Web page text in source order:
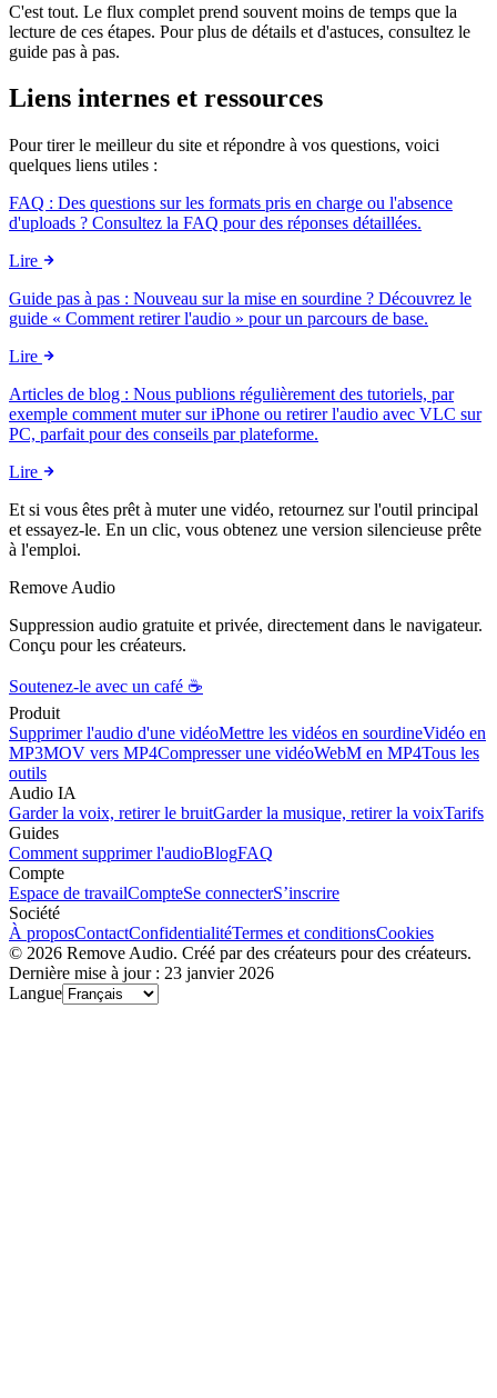
C'est tout. Le flux complet prend souvent moins de temps que la
lecture de ces étapes. Pour plus de détails et d'astuces, consultez le
guide pas à pas.
Liens internes et ressources
Pour tirer le meilleur du site et répondre à vos questions, voici
quelques liens utiles :
FAQ : Des questions sur les formats pris en charge ou l'absence
d'uploads ? Consultez la FAQ pour des réponses détaillées.
Lire
Guide pas à pas : Nouveau sur la mise en sourdine ? Découvrez le
guide « Comment retirer l'audio » pour un parcours de base.
Lire
Articles de blog : Nous publions régulièrement des tutoriels, par
exemple comment muter sur iPhone ou retirer l'audio avec VLC sur
PC, parfait pour des conseils par plateforme.
Lire
Et si vous êtes prêt à muter une vidéo, retournez sur l'outil principal
et essayez-le. En un clic, vous obtenez une version silencieuse prête
à l'emploi.
Remove Audio
Suppression audio gratuite et privée, directement dans le navigateur.
Conçu pour les créateurs.
Soutenez-le avec un café ☕
Produit
Supprimer l'audio d'une vidéoMettre les vidéos en sourdineVidéo en
MP3MOV vers MP4Compresser une vidéoWebM en MP4Tous les
outils
Audio IA
Garder la voix, retirer le bruitGarder la musique, retirer la voixTarifs
Guides
Comment supprimer l'audioBlogFAQ
Compte
Espace de travailCompteSe connecterS’inscrire
Société
À proposContactConfidentialitéTermes et conditionsCookies
© 2026 Remove Audio. Créé par des créateurs pour des créateurs.
Dernière mise à jour : 23 janvier 2026
Langue